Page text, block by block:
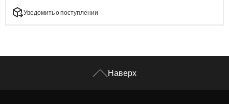
Уведомить о поступлении
Наверх